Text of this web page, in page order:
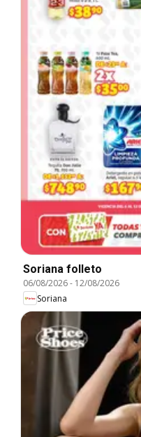
Soriana folleto
06/08/2026- 12/08/2026
Soriana